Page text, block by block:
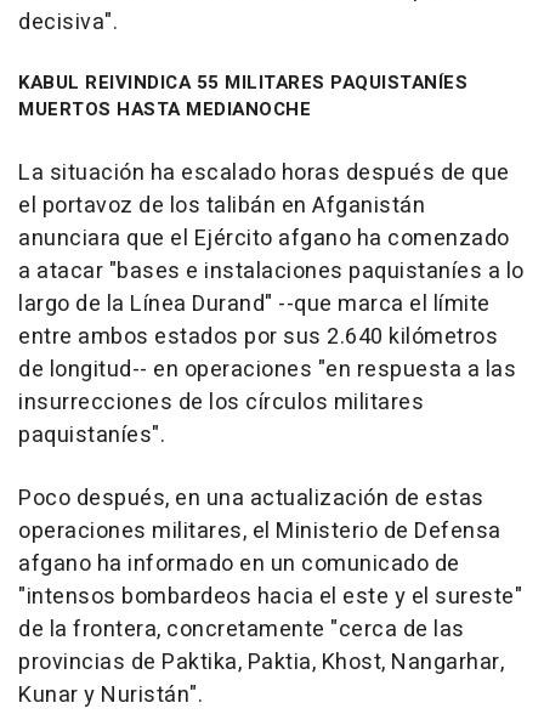
decisiva".
KABUL REIVINDICA 55 MILITARES PAQUISTANÍES
MUERTOS HASTA MEDIANOCHE
La situación ha escalado horas después de que
el portavoz de los talibán en Afganistán
anunciara que el Ejército afgano ha comenzado
a atacar "bases e instalaciones paquistaníes a lo
largo de la Línea Durand" --que marca el límite
entre ambos estados por sus 2.640 kilómetros
de longitud-- en operaciones "en respuesta a las
insurrecciones de los círculos militares
paquistaníes".
Poco después, en una actualización de estas
operaciones militares, el Ministerio de Defensa
afgano ha informado en un comunicado de
"intensos bombardeos hacia el este y el sureste"
de la frontera, concretamente "cerca de las
provincias de Paktika, Paktia, Khost, Nangarhar,
Kunar y Nuristán".